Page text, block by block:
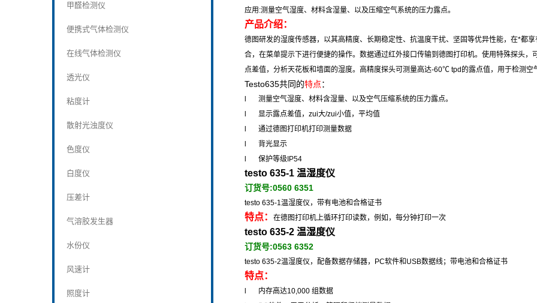
甲醛检测仪
便携式气体检测仪
在线气体检测仪
透光仪
粘度计
散射光浊度仪
色度仪
白度仪
压差计
气溶胶发生器
水份仪
风速计
照度计
应用 :测量空气湿度、材料含湿量、以及压缩空气系统的压力露点。
产品介绍：
德图研发的湿度传感器，以其高精度、长期稳定性、抗温度干扰、坚固等优异性能，在*都
合，在菜单提示下进行便捷的操作。数据通过红外接口传输到德图打印机。使用特殊探头，
点差值，分析天花板和墙面的湿度。高精度探头可测量高达-60℃tpd 的露点值，用于检测空
Testo635共同的特点：
测量空气湿度、材料含湿量、以及空气压缩系统的压力露点。
显示露点差值，zui大/zui小值，平均值
通过德图打印机打印测量数据
背光显示
保护等级 IP54
testo 635-1 温湿度仪
订货号:0560 6351
testo 635-1温湿度仪，带有电池和合格证书
特点： 在德图打印机上循环打印读数，例如，每分钟打印一次
testo 635-2 温湿度仪
订货号:0563 6352
testo 635-2温湿度仪，配备数据存储器， PC软件和 USB数据线；带电池和合格证书
特点：
内存高达10,000 组数据